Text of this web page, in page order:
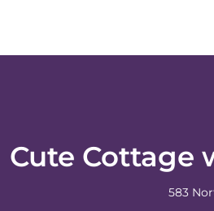
Cute Cottage
583
w/ Deck Walk 115 Ft to